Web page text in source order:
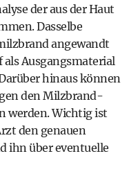
der aus der Haut
Dasselbe
angewandt
Ausgangsmaterial
hinaus können
den Milzbrand-
werden. Wichtig ist
den genauen
ihn über eventuelle